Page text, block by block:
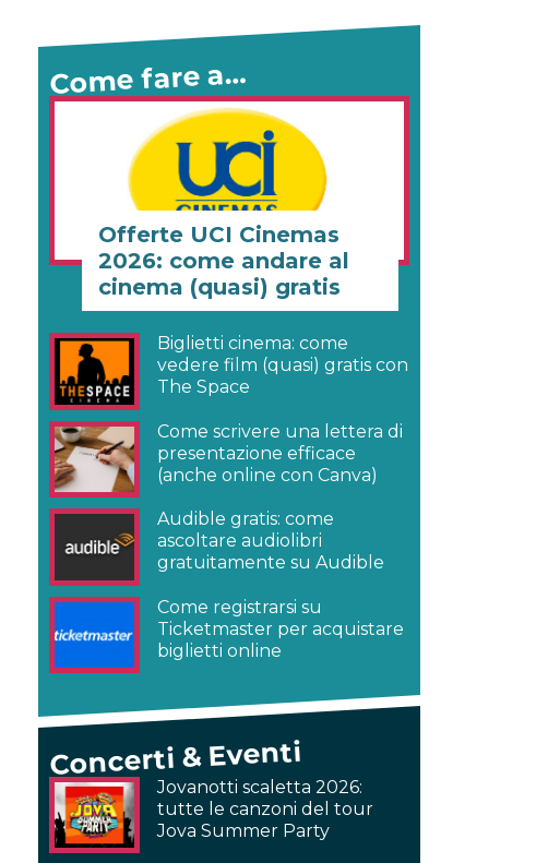
Come fare a…
Offerte UCI Cinemas
2026: come andare al
cinema (quasi) gratis
Biglietti cinema: come
vedere film (quasi) gratis con
The Space
Come scrivere una lettera di
presentazione efficace
(anche online con Canva)
Audible gratis: come
ascoltare audiolibri
gratuitamente su Audible
Come registrarsi su
Ticketmaster per acquistare
biglietti online
Concerti & Eventi
Jovanotti scaletta 2026:
tutte le canzoni del tour
Jova Summer Party